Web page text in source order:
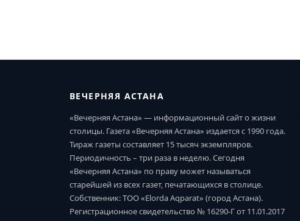
ВЕЧЕРНЯЯ АСТАНА
«Вечерняя Астана» — информационный сайт о жизни
столицы. Газета «Вечерняя Астана» издается с 1990 года.
Тираж газеты составляет 15 тысяч экземпляров.
Периодичность – три раза в неделю. Сегодня
«Вечерняя Астана» по праву может называться
старейшей из всех газет, печатающихся в столице.
Собственник: ТОО «Elorda Aqparat» (город Астана).
Регистрационное свидетельство № 16290-Г от 11.01.2017